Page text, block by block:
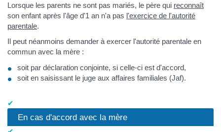
Lorsque les parents ne sont pas mariés, le père qui reconnaît
son enfant après l'âge d'1 an n'a pas l'exercice de l'autorité
parentale.
Il peut néanmoins demander à exercer l'autorité parentale en
commun avec la mère :
soit par déclaration conjointe, si celle-ci est d'accord,
soit en saisissant le juge aux affaires familiales (Jaf).
En cas d'accord avec la mère